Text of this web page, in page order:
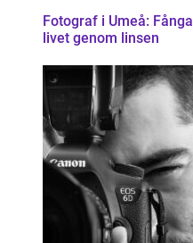
Fotograf i Umeå: Fånga
livet genom linsen